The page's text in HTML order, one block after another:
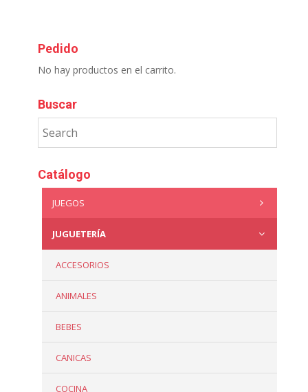
Pedido
No hay productos en el carrito.
Buscar
Catálogo
JUEGOS
JUGUETERÍA
ACCESORIOS
ANIMALES
BEBES
CANICAS
COCINA